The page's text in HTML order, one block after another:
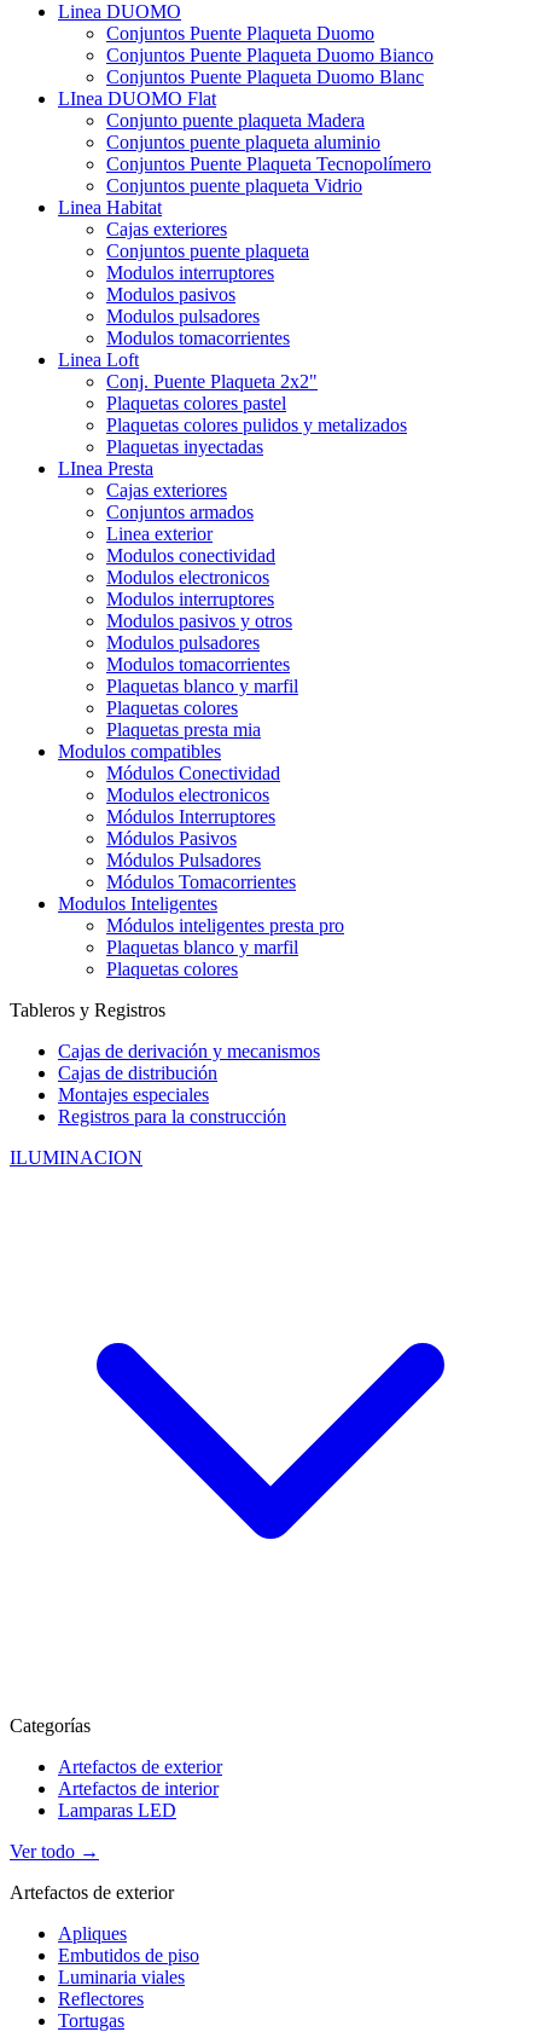
Linea DUOMO
Conjuntos Puente Plaqueta Duomo
Conjuntos Puente Plaqueta Duomo Bianco
Conjuntos Puente Plaqueta Duomo Blanc
LInea DUOMO Flat
Conjunto puente plaqueta Madera
Conjuntos puente plaqueta aluminio
Conjuntos Puente Plaqueta Tecnopolímero
Conjuntos puente plaqueta Vidrio
Linea Habitat
Cajas exteriores
Conjuntos puente plaqueta
Modulos interruptores
Modulos pasivos
Modulos pulsadores
Modulos tomacorrientes
Linea Loft
Conj. Puente Plaqueta 2x2"
Plaquetas colores pastel
Plaquetas colores pulidos y metalizados
Plaquetas inyectadas
LInea Presta
Cajas exteriores
Conjuntos armados
Linea exterior
Modulos conectividad
Modulos electronicos
Modulos interruptores
Modulos pasivos y otros
Modulos pulsadores
Modulos tomacorrientes
Plaquetas blanco y marfil
Plaquetas colores
Plaquetas presta mia
Modulos compatibles
Módulos Conectividad
Modulos electronicos
Módulos Interruptores
Módulos Pasivos
Módulos Pulsadores
Módulos Tomacorrientes
Modulos Inteligentes
Módulos inteligentes presta pro
Plaquetas blanco y marfil
Plaquetas colores
Tableros y Registros
Cajas de derivación y mecanismos
Cajas de distribución
Montajes especiales
Registros para la construcción
ILUMINACION
Categorías
Artefactos de exterior
Artefactos de interior
Lamparas LED
Ver todo →
Artefactos de exterior
Apliques
Embutidos de piso
Luminaria viales
Reflectores
Tortugas